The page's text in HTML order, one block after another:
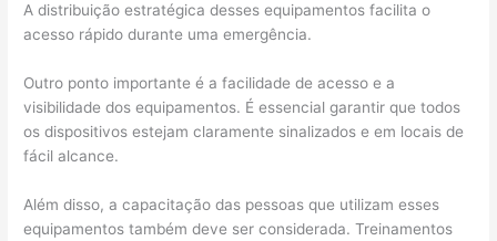
A distribuição estratégica desses equipamentos facilita o
acesso rápido durante uma emergência.
Outro ponto importante é a facilidade de acesso e a
visibilidade dos equipamentos. É essencial garantir que todos
os dispositivos estejam claramente sinalizados e em locais de
fácil alcance.
Além disso, a capacitação das pessoas que utilizam esses
equipamentos também deve ser considerada. Treinamentos